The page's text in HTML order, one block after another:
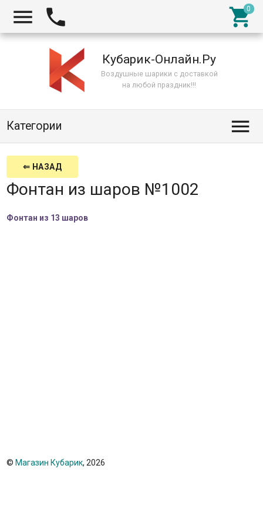
  
Кубарик-Онлайн.Ру
Воздушные шарики с доставкой
на любой праздник!!!
Категории 
⇐ НАЗАД
Фонтан из шаров №1002
Фонтан из 13 шаров
© Магазин Кубарик, 2026